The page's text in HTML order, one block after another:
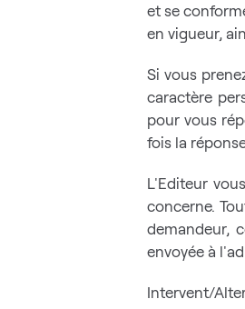
et se
en vigueur,
Si vous
caractère
pour vous
fois la
L'Editeur
concerne.
demandeur,
envoyée à
Intervent/